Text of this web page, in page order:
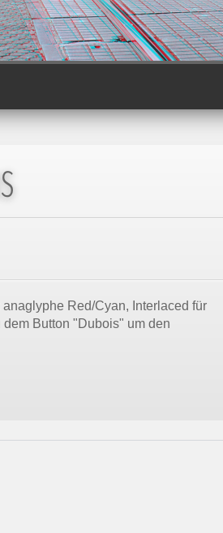
Red/Cyan, Interlaced für
Button "Dubois" um den